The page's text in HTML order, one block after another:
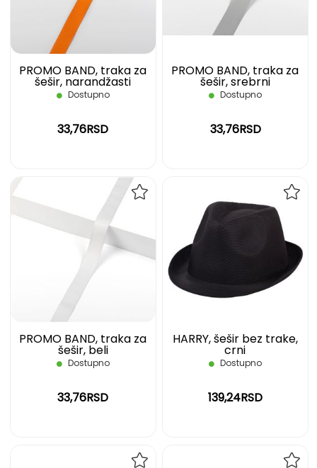
PROMO BAND, traka za
šešir, narandžasti
Dostupno
33,76RSD
PROMO BAND, traka za
šešir, srebrni
Dostupno
33,76RSD
PROMO BAND, traka za
šešir, beli
Dostupno
33,76RSD
NA
LISTU
HARRY, šešir bez trake,
crni
Dostupno
139,24RSD